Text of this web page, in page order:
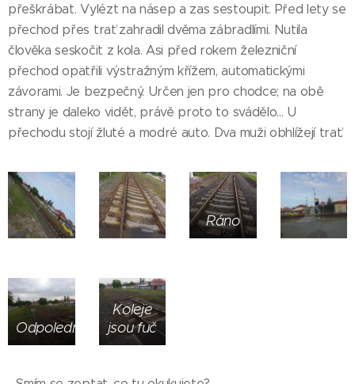
přeškrábat. Vylézt na násep a zas sestoupit. Před lety se
přechod přes trať zahradil dvěma zábradlími. Nutila
člověka seskočit z kola. Asi před rokem železniční
přechod opatřili výstražným křížem, automatickými
závorami. Je bezpečný. Určen jen pro chodce; na obě
strany je daleko vidět, právě proto to svádělo... U
přechodu stojí žluté a modré auto. Dva muži obhlížejí trať.
Ráno
Odpoledne
Koleje
jsou fuč